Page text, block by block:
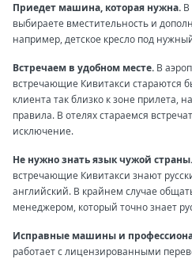
Приедет машина, которая нужна. В
выбираете вместительность и
например, детское кресло под
Встречаем в удобном месте. В
встречающие Кивитакси стараются
клиента так близко к зоне прилета,
правила. В отелях стараемся
исключение.
Не нужно знать язык чужой страны.
встречающие Кивитакси знают
английский. В крайнем случае
менеджером, который точно знает
Исправные машины и
работает с лицензированными